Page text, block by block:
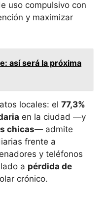
uso compulsivo con
y maximizar
así será la próxima
locales: el 77,3%
en la ciudad —y
chicas— admite
frente a
y teléfonos
a pérdida de
crónico.